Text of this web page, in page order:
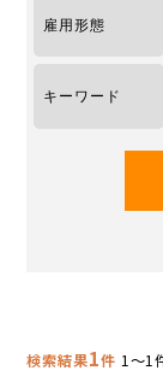
雇用形態
キーワード
検索結果1件 1～1